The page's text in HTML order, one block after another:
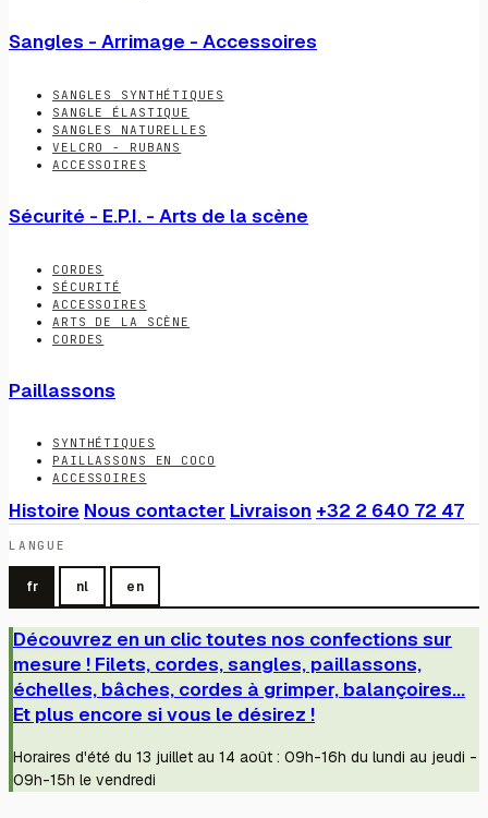
Sangles - Arrimage - Accessoires
SANGLES SYNTHÉTIQUES
SANGLE ÉLASTIQUE
SANGLES NATURELLES
VELCRO - RUBANS
ACCESSOIRES
Sécurité - E.P.I. - Arts de la scène
CORDES
SÉCURITÉ
ACCESSOIRES
ARTS DE LA SCÈNE
CORDES
Paillassons
SYNTHÉTIQUES
PAILLASSONS EN COCO
ACCESSOIRES
Histoire Nous contacter Livraison +32 2 640 72 47
LANGUE
fr nl en
Découvrez en un clic toutes nos confections sur
mesure ! Filets, cordes, sangles, paillassons,
échelles, bâches, cordes à grimper, balançoires...
Et plus encore si vous le désirez !
Horaires d'été du 13 juillet au 14 août : 09h-16h du lundi au jeudi -
09h-15h le vendredi